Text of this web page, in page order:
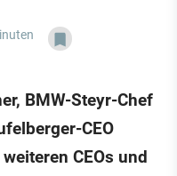
BMW-Steyr-Chef
CEO
CEOs und